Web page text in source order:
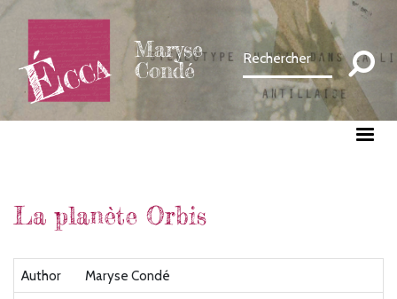
contenu
principal
Maryse
Condé
La planète Orbis
Author
Maryse Condé